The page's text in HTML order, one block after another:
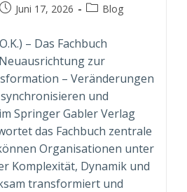
BeitragJuni 17, 2026
Beitrags-
Blog
– Das Fachbuch
zur
– Veränderungen
und
Springer Gabler Verlag
das Fachbuch zentrale
Organisationen unter
Komplexität, Dynamik und
transformiert und